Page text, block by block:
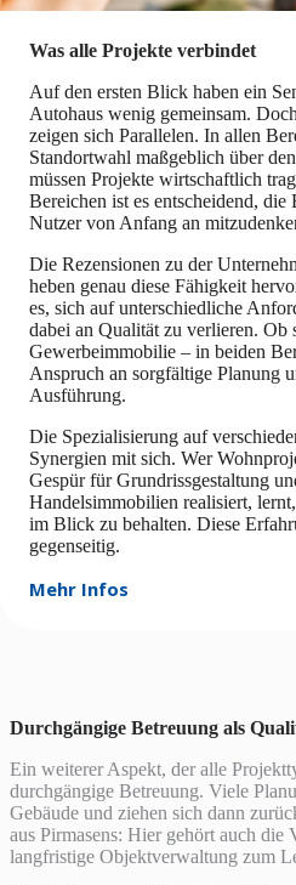
Was alle Projekte verbindet
Auf den ersten Blick haben ein
Autohaus wenig gemeinsam.
zeigen sich Parallelen. In allen
Standortwahl maßgeblich über
müssen Projekte wirtschaftlich
Bereichen ist es entscheidend, die
Nutzer von Anfang an
Die Rezensionen zu der
heben genau diese Fähigkeit
es, sich auf unterschiedliche
dabei an Qualität zu verlieren. Ob
Gewerbeimmobilie – in beiden
Anspruch an sorgfältige Planung
Ausführung.
Die Spezialisierung auf
Synergien mit sich. Wer
Gespür für Grundrissgestaltung
Handelsimmobilien realisiert,
im Blick zu behalten. Diese
gegenseitig.
Mehr Infos
Durchgängige Betreuung als
Ein weiterer Aspekt, der alle
durchgängige Betreuung. Viele
Gebäude und ziehen sich dann
aus Pirmasens: Hier gehört auch die
langfristige Objektverwaltung zum